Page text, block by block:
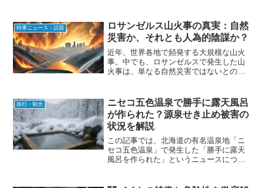
ます。本記事では、大雪の原因、交通機
関への影響、...
時事ニュース・話題
ロサンゼルス山火事の真実：自然
災害か、それとも人為的陰謀か？
近年、世界各地で頻発する大規模な山火
事。中でも、ロサンゼルスで発生した山
火事は、単なる自然災害ではないとの指
う説も浮上。さらに、市長や行政の対応
に対する疑念が浮かび...
旅行・観光
ニセコ五色温泉で勝手に露天風呂
が作られた？源泉せき止め被害の
状況を解説
この記事では、北海道の有名温泉地「ニ
セコ五色温泉」で発生した「勝手に露天
風呂を作られた」というニュースについ